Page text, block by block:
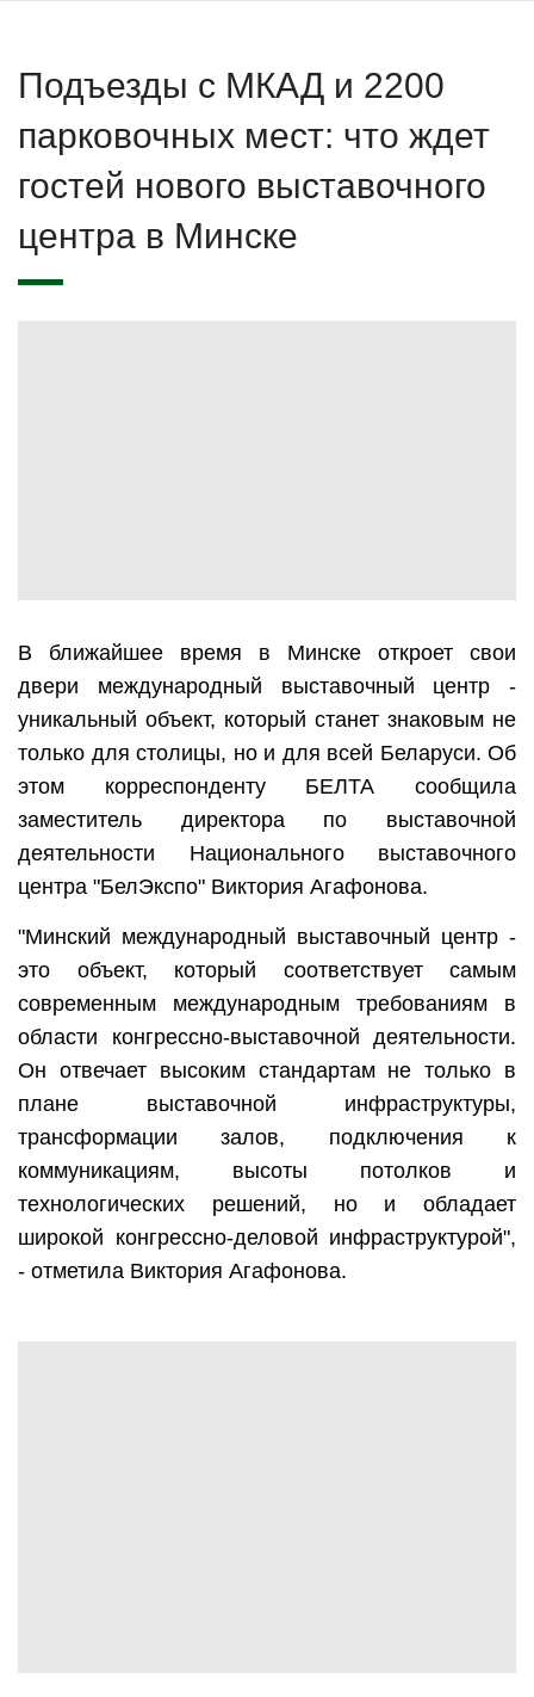
Подъезды с МКАД и 2200
парковочных мест: что ждет
гостей нового выставочного
центра в Минске
В ближайшее время в Минске откроет свои
двери международный выставочный центр -
уникальный объект, который станет знаковым не
только для столицы, но и для всей Беларуси. Об
этом корреспонденту БЕЛТА сообщила
заместитель директора по выставочной
деятельности Национального выставочного
центра "БелЭкспо" Виктория Агафонова.
"Минский международный выставочный центр -
это объект, который соответствует самым
современным международным требованиям в
области конгрессно-выставочной деятельности.
Он отвечает высоким стандартам не только в
плане выставочной инфраструктуры,
трансформации залов, подключения к
коммуникациям, высоты потолков и
технологических решений, но и обладает
широкой конгрессно-деловой инфраструктурой",
- отметила Виктория Агафонова.